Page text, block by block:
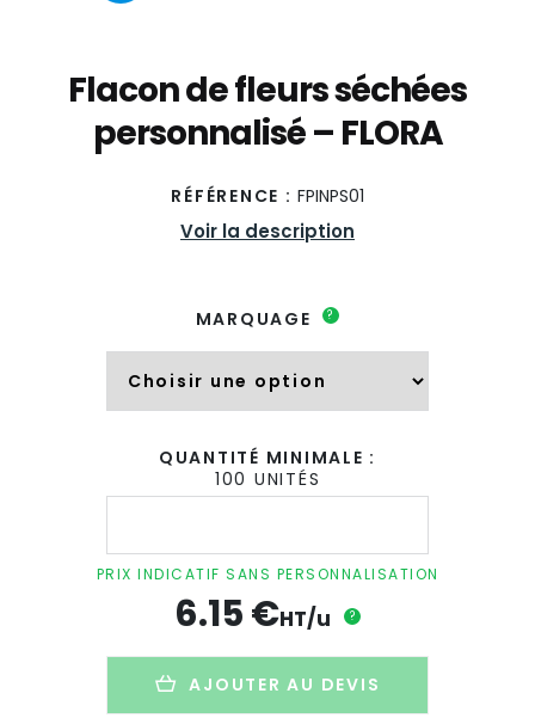
Flacon de fleurs séchées
personnalisé – FLORA
RÉFÉRENCE : FPINPS01
Voir la description
MARQUAGE ?
QUANTITÉ MINIMALE :
100 UNITÉS
quantité
de
fleurs
personnalisé
PRIX INDICATIF SANS PERSONNALISATION
6.15€HT/u ?
AJOUTER AU DEVIS